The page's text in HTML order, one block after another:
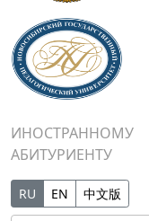
ИНОСТРАННОМУ
АБИТУРИЕНТУ
RU EN 中文版